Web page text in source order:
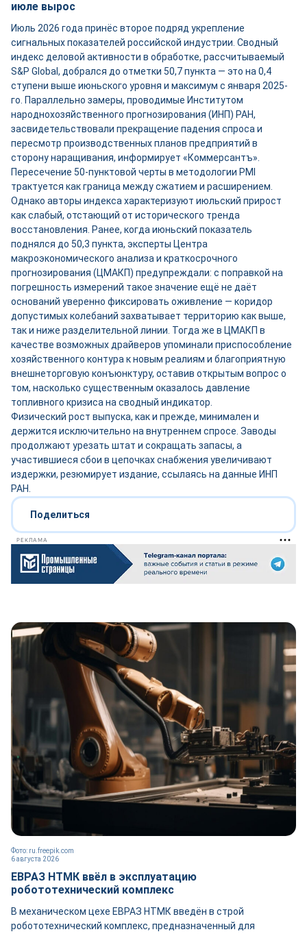
июле вырос
Июль 2026 года принёс второе подряд укрепление
сигнальных показателей российской индустрии. Сводный
индекс деловой активности в обработке, рассчитываемый
S&P Global, добрался до отметки 50,7 пункта — это на 0,4
ступени выше июньского уровня и максимум с января 2025-
го. Параллельно замеры, проводимые Институтом
народнохозяйственного прогнозирования (ИНП) РАН,
засвидетельствовали прекращение падения спроса и
пересмотр производственных планов предприятий в
сторону наращивания, информирует «Коммерсантъ».
Пересечение 50-пунктовой черты в методологии PMI
трактуется как граница между сжатием и расширением.
Однако авторы индекса характеризуют июльский прирост
как слабый, отстающий от исторического тренда
восстановления. Ранее, когда июньский показатель
поднялся до 50,3 пункта, эксперты Центра
макроэкономического анализа и краткосрочного
прогнозирования (ЦМАКП) предупреждали: с поправкой на
погрешность измерений такое значение ещё не даёт
оснований уверенно фиксировать оживление — коридор
допустимых колебаний захватывает территорию как выше,
так и ниже разделительной линии. Тогда же в ЦМАКП в
качестве возможных драйверов упоминали приспособление
хозяйственного контура к новым реалиям и благоприятную
внешнеторговую конъюнктуру, оставив открытым вопрос о
том, насколько существенным оказалось давление
топливного кризиса на сводный индикатор.
Физический рост выпуска, как и прежде, минимален и
держится исключительно на внутреннем спросе. Заводы
продолжают урезать штат и сокращать запасы, а
участившиеся сбои в цепочках снабжения увеличивают
издержки, резюмирует издание, ссылаясь на данные ИНП
РАН.
Поделиться
РЕКЛАМА
6 августа 2026
Фото: ru.freepik.com
ЕВРАЗ НТМК ввёл в эксплуатацию
робототехнический комплекс
В механическом цехе ЕВРАЗ НТМК введён в строй
робототехнический комплекс, предназначенный для